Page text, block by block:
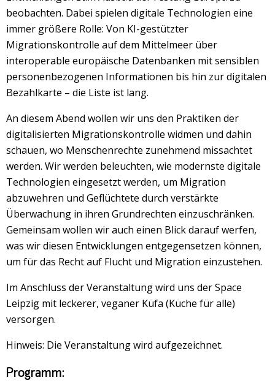
beobachten. Dabei spielen digitale Technologien eine
immer größere Rolle: Von KI-gestützter
Migrationskontrolle auf dem Mittelmeer über
interoperable europäische Datenbanken mit sensiblen
personenbezogenen Informationen bis hin zur digitalen
Bezahlkarte – die Liste ist lang.
An diesem Abend wollen wir uns den Praktiken der
digitalisierten Migrationskontrolle widmen und dahin
schauen, wo Menschenrechte zunehmend missachtet
werden. Wir werden beleuchten, wie modernste digitale
Technologien eingesetzt werden, um Migration
abzuwehren und Geflüchtete durch verstärkte
Überwachung in ihren Grundrechten einzuschränken.
Gemeinsam wollen wir auch einen Blick darauf werfen,
was wir diesen Entwicklungen entgegensetzen können,
um für das Recht auf Flucht und Migration einzustehen.
Im Anschluss der Veranstaltung wird uns der Space
Leipzig mit leckerer, veganer Küfa (Küche für alle)
versorgen.
Hinweis: Die Veranstaltung wird aufgezeichnet.
Programm: